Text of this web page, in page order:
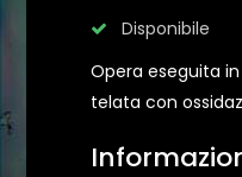
Disponibile
Opera eseguita
telata con